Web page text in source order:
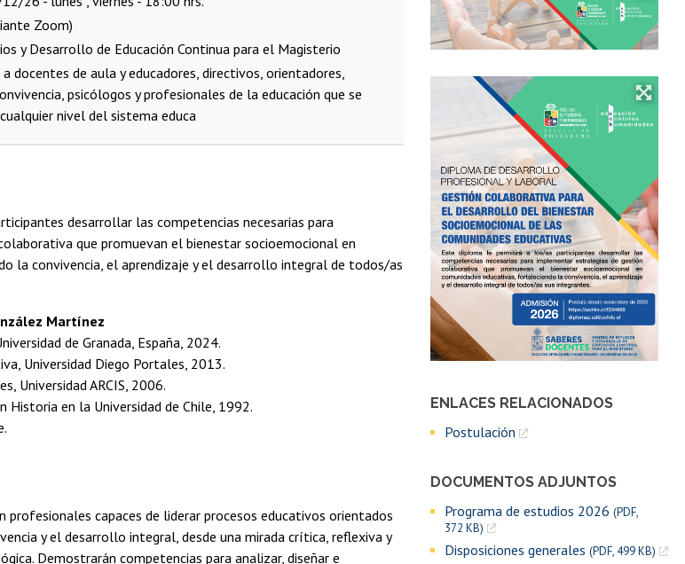
ENLACES RELACIONADOS
Postulación
DOCUMENTOS ADJUNTOS
Programa de estudios 2026 (PDF,
372 KB)
Disposiciones generales (PDF, 499 KB)
Zoom)
y Desarrollo de Educación Continua para el Magisterio
docentes de aula y educadores, directivos, orientadores,
psicólogos y profesionales de la educación que se
nivel del sistema educa
desarrollar las competencias necesarias para
que promuevan el bienestar socioemocional en
la convivencia, el aprendizaje y el desarrollo integral de todos/as
Martínez
de Granada, España, 2024.
Universidad Diego Portales, 2013.
Universidad ARCIS, 2006.
Historia en la Universidad de Chile, 1992.
profesionales capaces de liderar procesos educativos orientados
y el desarrollo integral, desde una mirada crítica, reflexiva y
Demostrarán competencias para analizar, diseñar e